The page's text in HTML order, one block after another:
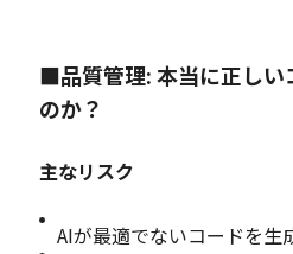
■品質管理: 本当に正しい
のか？
主なリスク
AIが最適でないコードを生